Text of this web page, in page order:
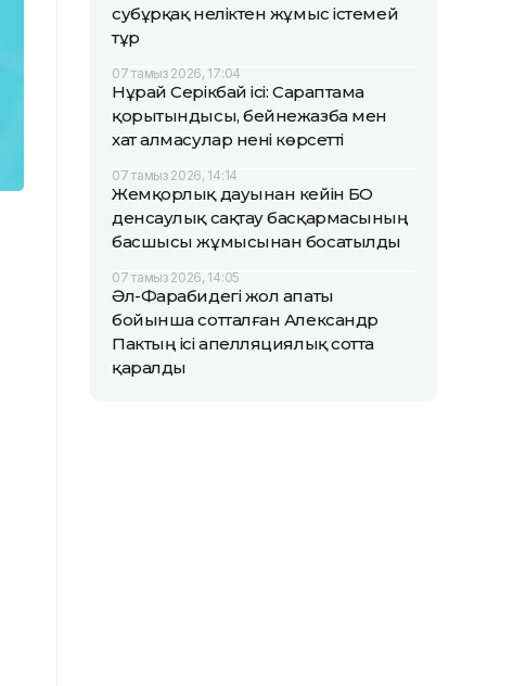
субұрқақ неліктен жұмыс істемей
тұр
07 тамыз 2026, 17:04
Нұрай Серікбай ісі: Сараптама
қорытындысы, бейнежазба мен
хат алмасулар нені көрсетті
07 тамыз 2026, 14:14
Жемқорлық дауынан кейін БҚО
денсаулық сақтау басқармасының
басшысы жұмысынан босатылды
07 тамыз 2026, 14:05
Әл-Фарабидегі жол апаты
бойынша сотталған Александр
Пактың ісі апелляциялық сотта
қаралды